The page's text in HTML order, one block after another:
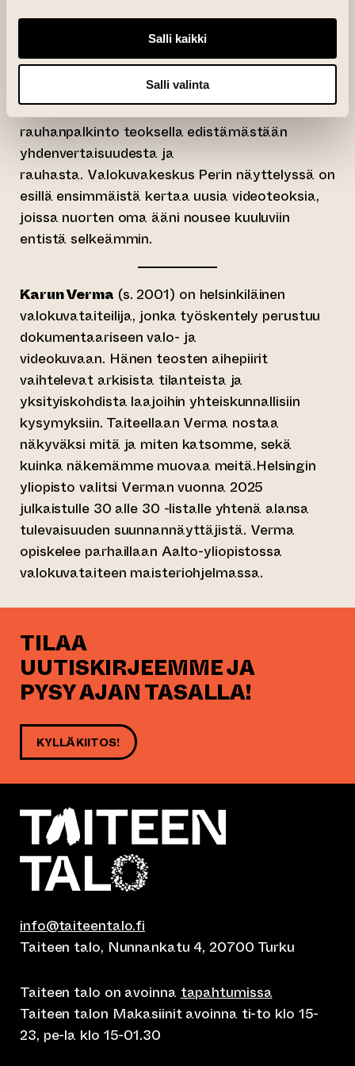
Salli kaikki
Salli valinta
-sarjan valokuvia on ollut
aikaisemmin esillä mm. Amos Rexissä nuorten
taiteiliijoiden Genration 2023 -näyttelyssä.
Vermalle myönnettiin vuonna 2024 nuorten
rauhanpalkinto teoksella edistämästään
yhdenvertaisuudesta ja
rauhasta. Valokuvakeskus Perin näyttelyssä on
esillä ensimmäistä kertaa uusia videoteoksia,
joissa nuorten oma ääni nousee kuuluviin
entistä selkeämmin.
Karun Verma (s. 2001) on helsinkiläinen
valokuvataiteilija, jonka työskentely perustuu
dokumentaariseen valo- ja
videokuvaan. Hänen teosten aihepiirit
vaihtelevat arkisista tilanteista ja
yksityiskohdista laajoihin yhteiskunnallisiin
kysymyksiin. Taiteellaan Verma nostaa
näkyväksi mitä ja miten katsomme, sekä
kuinka näkemämme muovaa meitä.Helsingin
yliopisto valitsi Verman vuonna 2025
julkaistulle 30 alle 30 -listalle yhtenä alansa
tulevaisuuden suunnannäyttäjistä. Verma
opiskelee parhaillaan Aalto-yliopistossa
valokuvataiteen maisteriohjelmassa.
TILAA
UUTISKIRJEEMME JA
PYSY AJAN TASALLA!
KYLLÄ KIITOS!
info@taiteentalo.fi
Taiteen talo, Nunnankatu 4, 20700 Turku
Taiteen talo on avoinna tapahtumissa
Taiteen talon Makasiinit avoinna ti-to klo 15-
23, pe-la klo 15-01.30